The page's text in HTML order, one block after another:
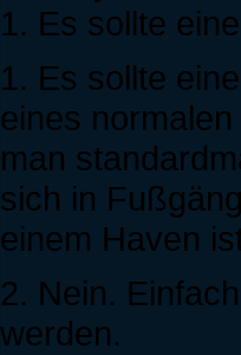
1. Es sollte
1. Es sollte
eines
man
sich in
einem Haven
2. Nein.
werden.